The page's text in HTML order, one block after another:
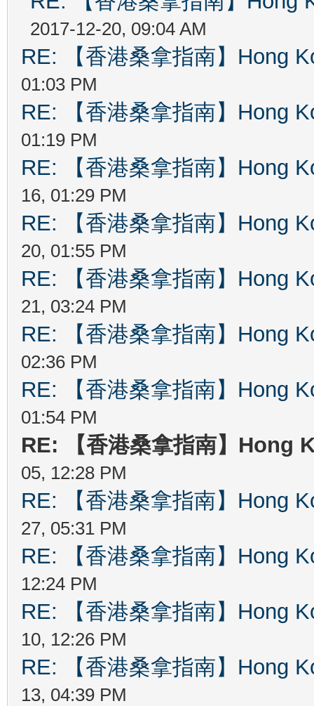
2017-12-20, 09:04 AM
RE: 【香港桑拿指南】Hong
01:03 PM
RE: 【香港桑拿指南】Hong
01:19 PM
RE: 【香港桑拿指南】Hong
16, 01:29 PM
RE: 【香港桑拿指南】Hong
20, 01:55 PM
RE: 【香港桑拿指南】Hong
21, 03:24 PM
RE: 【香港桑拿指南】Hong
02:36 PM
RE: 【香港桑拿指南】Hong
01:54 PM
RE: 【香港桑拿指南】Hong
05, 12:28 PM
RE: 【香港桑拿指南】Hong
27, 05:31 PM
RE: 【香港桑拿指南】Hong
12:24 PM
RE: 【香港桑拿指南】Hong
10, 12:26 PM
RE: 【香港桑拿指南】Hong
13, 04:39 PM